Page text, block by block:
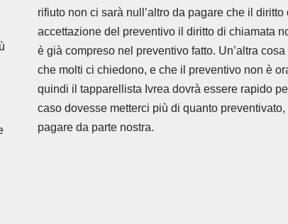
rifiuto non ci sarà null’altro da pagare che il
accettazione del preventivo il diritto di chiamata
è già compreso nel preventivo fatto. Un’altra
che molti ci chiedono, e che il preventivo non è
quindi il tapparellista Ivrea dovrà essere rapido
caso dovesse metterci più di quanto
pagare da parte nostra.